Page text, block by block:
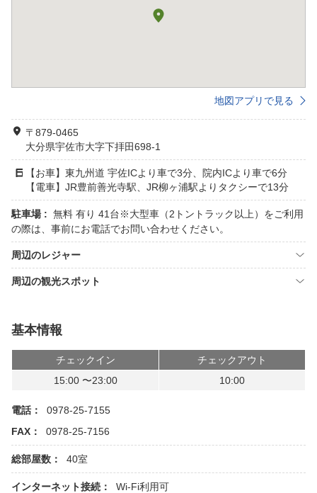
地図アプリで見る
〒879-0465
大分県宇佐市大字下拝田698-1
【お車】東九州道 宇佐ICより車で3分、院内ICより車で6分
【電車】JR豊前善光寺駅、JR柳ヶ浦駅よりタクシーで13分
駐車場 : 無料 有り 41台※大型車（2トントラック以上）をご利用
の際は、事前にお電話でお問い合わせください。
周辺のレジャー
周辺の観光スポット
基本情報
チェックイン
チェックアウト
15:00 〜23:00
10:00
電話：
0978-25-7155
FAX：
0978-25-7156
総部屋数： 40室
インターネット接続： Wi-Fi利用可